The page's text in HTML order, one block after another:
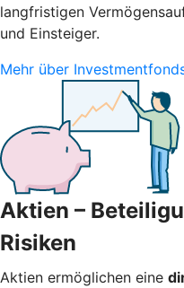
langfristigen
und Einsteiger.
Mehr über
Aktien –
Risiken
Aktien ermöglichen eine